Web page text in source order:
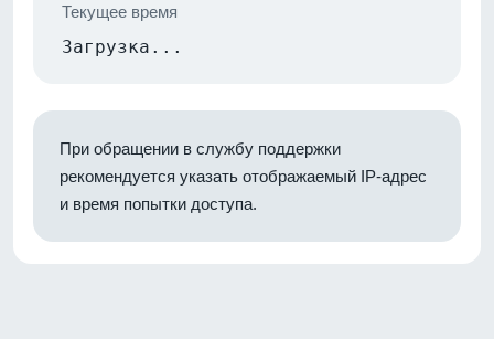
Текущее время
Загрузка...
При обращении в службу поддержки
рекомендуется указать отображаемый IP-адрес
и время попытки доступа.